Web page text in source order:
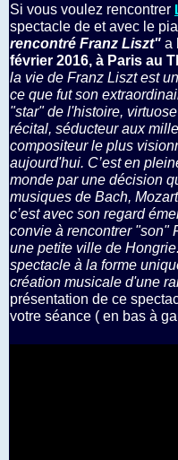
Si vous voulez rencontrer
spectacle de et avec le
rencontré Franz Liszt" a
février 2016, à Paris au
la vie de Franz Liszt est
ce que fut son
"star" de l'histoire,
récital, séducteur aux
compositeur le plus
aujourd'hui. C’est en
monde par une décision
musiques de Bach,
c’est avec son regard
convie à rencontrer "son"
une petite ville de
spectacle à la forme
création musicale d'une
présentation de ce
votre séance ( en bas à